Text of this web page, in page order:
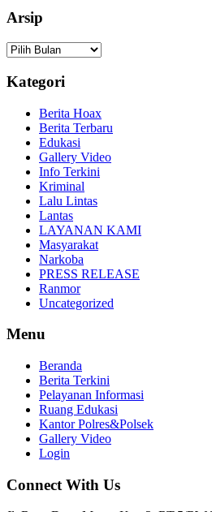
Arsip
Arsip
Kategori
Berita Hoax
Berita Terbaru
Edukasi
Gallery Video
Info Terkini
Kriminal
Lalu Lintas
Lantas
LAYANAN KAMI
Masyarakat
Narkoba
PRESS RELEASE
Ranmor
Uncategorized
Menu
Beranda
Berita Terkini
Pelayanan Informasi
Ruang Edukasi
Kantor Polres&Polsek
Gallery Video
Login
Connect With Us